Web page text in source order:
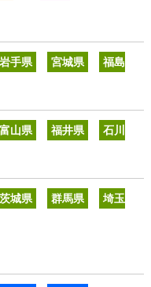
岩手県 宮城県 福島
富山県 福井県 石川
茨城県 群馬県 埼玉